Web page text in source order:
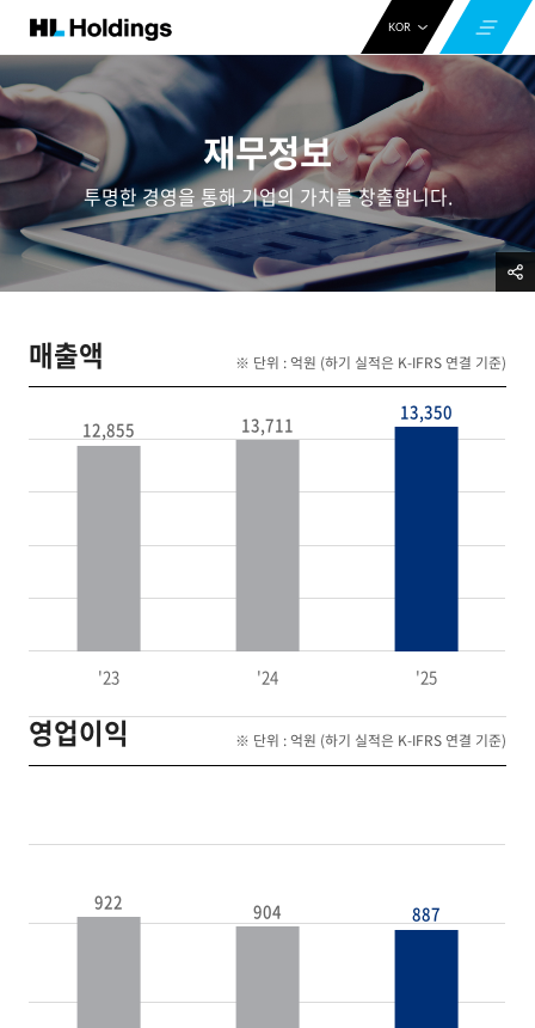
KOR
ENG
CHN
재무정보
투명한 경영을 통해 기업의 가치를 창출합니다.
매출액 ※ 단위 : 억원 (하기 실적은 K-IFRS 연결 기준)
12,855 13,711
13,350
'23 '24 '25
영업이익 ※ 단위 : 억원 (하기 실적은 K-IFRS 연결 기준)
922 904 887